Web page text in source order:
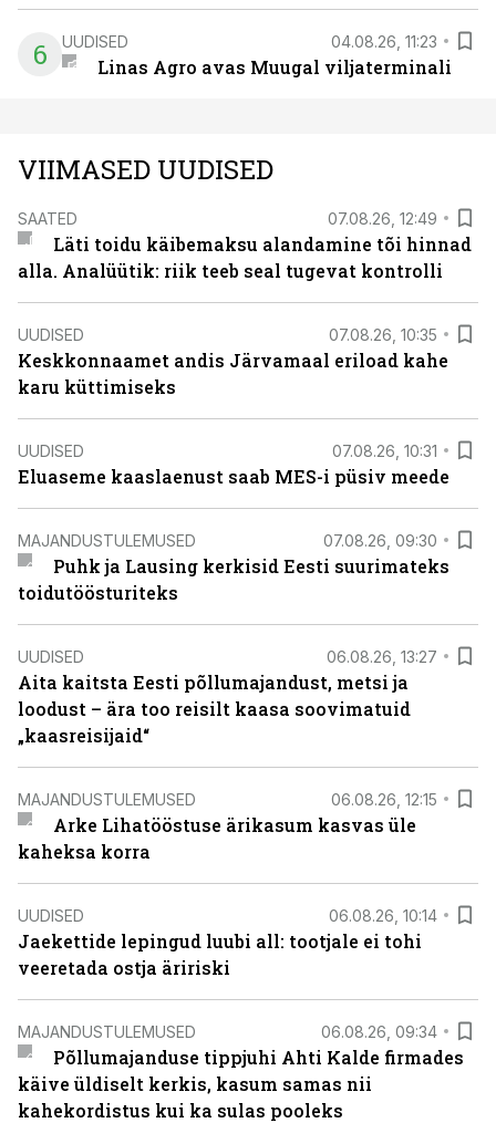
6 UUDISED 04.08.26, 11:23
Linas Agro avas Muugal viljaterminali
VIIMASED UUDISED
SAATED 07.08.26, 12:49
Läti toidu käibemaksu alandamine tõi hinnad
alla. Analüütik: riik teeb seal tugevat kontrolli
UUDISED 07.08.26, 10:35
Keskkonnaamet andis Järvamaal eriload kahe
karu küttimiseks
UUDISED 07.08.26, 10:31
Eluaseme kaaslaenust saab MES-i püsiv meede
MAJANDUSTULEMUSED 07.08.26, 09:30
Puhk ja Lausing kerkisid Eesti suurimateks
toidutöösturiteks
UUDISED 06.08.26, 13:27
Aita kaitsta Eesti põllumajandust, metsi ja
loodust – ära too reisilt kaasa soovimatuid
„kaasreisijaid“
MAJANDUSTULEMUSED 06.08.26, 12:15
Arke Lihatööstuse ärikasum kasvas üle
kaheksa korra
UUDISED 06.08.26, 10:14
Jaekettide lepingud luubi all: tootjale ei tohi
veeretada ostja äririski
MAJANDUSTULEMUSED 06.08.26, 09:34
Põllumajanduse tippjuhi Ahti Kalde firmades
käive üldiselt kerkis, kasum samas nii
kahekordistus kui ka sulas pooleks